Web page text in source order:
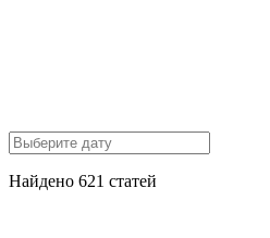
Найдено 621 статей